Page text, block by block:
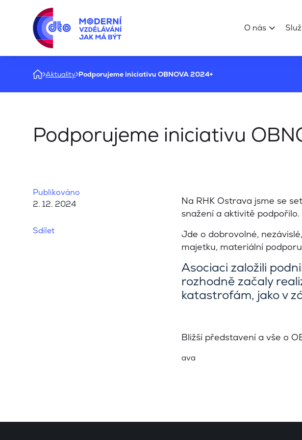
O nás
Aktuality Podporujeme iniciativu OBNOVA 2024+
Podporujeme iniciativu
Publikováno
2. 12. 2024
Sdílet
Na RHK Ostrava jsme se
snažení a aktivitě podpořilo.
Jde o dobrovolné,
majetku, materiální
Asociaci založili
rozhodně začaly
katastrofám, jako v
Bližší představení a vše o
ava